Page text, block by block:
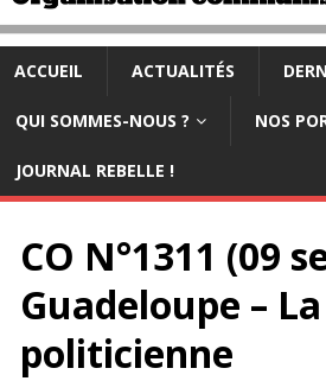
ACCUEIL ACTUALITÉS
QUI SOMMES-NOUS ? NOS
JOURNAL REBELLE !
CO N°1311 (09
Guadeloupe –
politicienne